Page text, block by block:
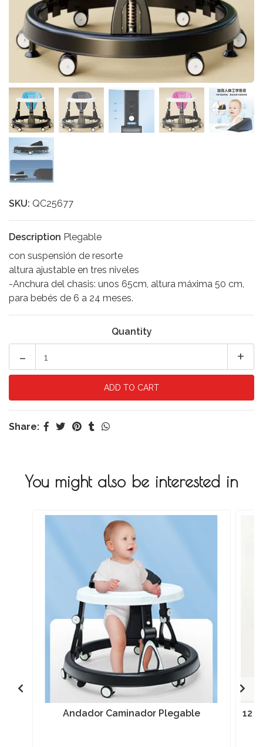
SKU: QC25677
Description Plegable
con suspensión de resorte
altura ajustable en tres niveles
-Anchura del chasis: unos 65cm, altura máxima 50 cm,
para bebés de 6 a 24 meses.
Quantity
+
-
Share:
You might also be interested in
Andador Caminador Plegable 12